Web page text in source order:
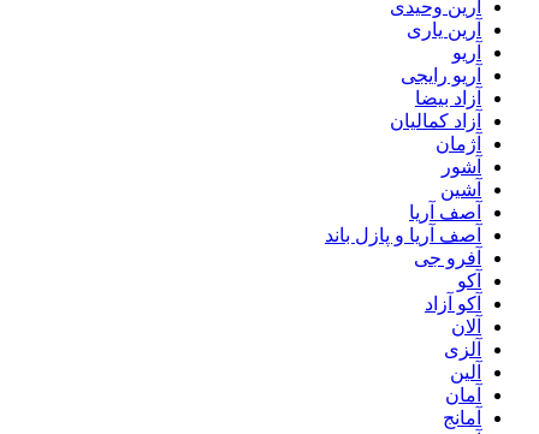
آرین وحیدی
آرین یاری
آریو
آریو رایجی
آزاد بیضا
آزاد کمالیان
آژمان
آشور
آشین
آصف آریا
آصف آریا و پازل باند
آفرو جی
آکو
آکو آزاد
آلان
آلزی
آلین
آمان
آمانج